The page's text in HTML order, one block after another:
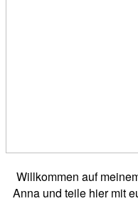
Willkommen auf
Anna und teile hier mit